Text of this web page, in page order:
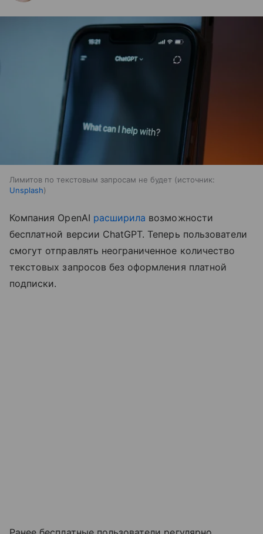
Лимитов по текстовым запросам не будет
источник:
Unsplash
Компания OpenAI расширила возможности
бесплатной версии ChatGPT. Теперь пользователи
смогут отправлять неограниченное количество
текстовых запросов без оформления платной
подписки.